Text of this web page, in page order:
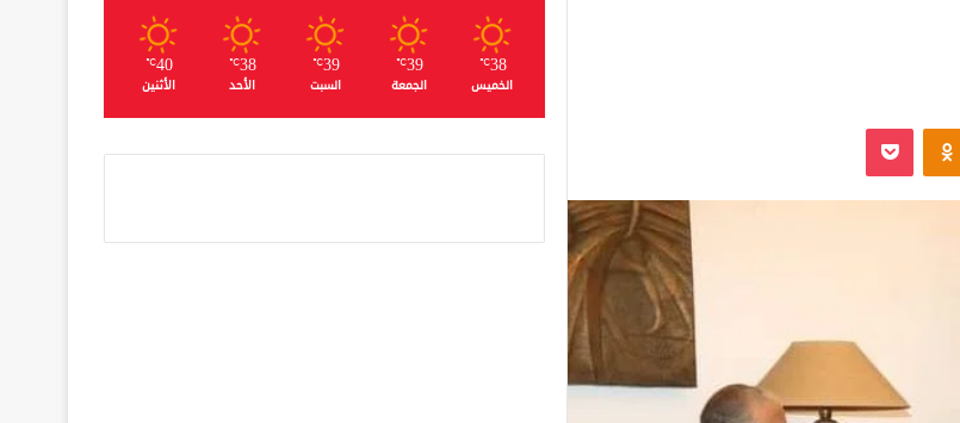
38
℃
الخميس
39
℃
الجمعة
39
℃
السبت
38
℃
الأحد
40
℃
الأثنين